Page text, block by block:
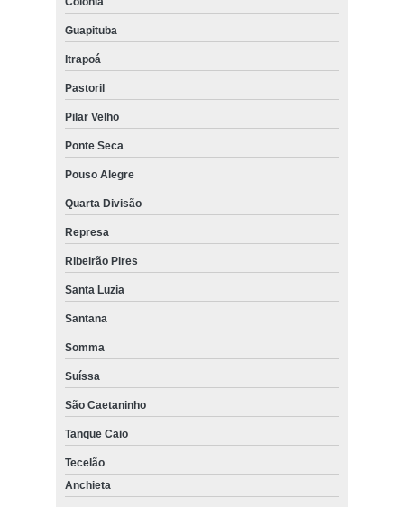
Guapituba
Itrapoá
Pastoril
Pilar Velho
Ponte Seca
Pouso Alegre
Quarta Divisão
Represa
Ribeirão Pires
Santa Luzia
Santana
Somma
Suíssa
São Caetaninho
Tanque Caio
Tecelão
Anchieta